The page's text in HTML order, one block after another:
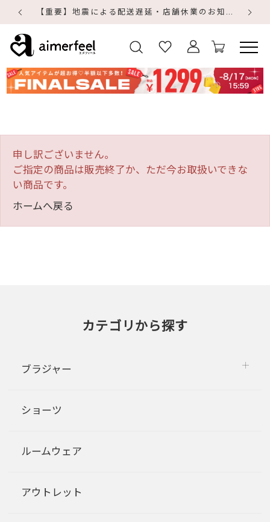
【重要】地震による配送遅延・店舗休業のお知らせ
申し訳ございません。
ご指定の商品は販売終了か、ただ今お取扱いできな
い商品です。
ホームへ戻る
カテゴリから探す
ブラジャー
ショーツ
ルームウェア
アウトレット